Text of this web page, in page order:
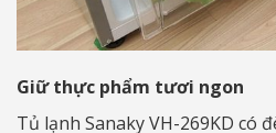
Giữ thực phẩm tươi ngon
Tủ lạnh Sanaky VH-269KD có